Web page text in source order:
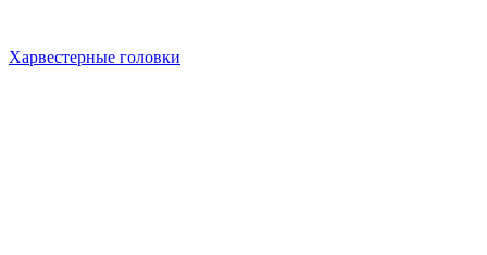
Харвестерные головки